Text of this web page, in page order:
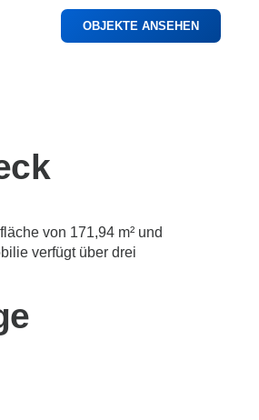
OBJEKTE ANSEHEN
von 171,94 m² und
verfügt über drei